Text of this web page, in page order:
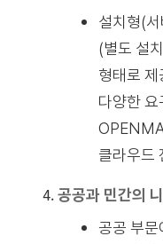
설치형(
(별도 설
형태로 제
다양한
클라우드
공공과 민간의
공공 부문